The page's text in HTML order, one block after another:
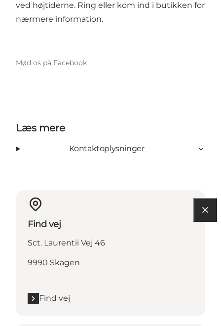
ved højtiderne. Ring eller kom ind i butikken for
nærmere information.
Mød os på Facebook
Læs mere
Kontaktoplysninger
Find vej
Sct. Laurentii Vej 46
9990 Skagen
Find vej